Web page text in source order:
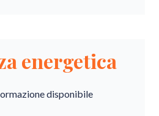
energetica
disponibile